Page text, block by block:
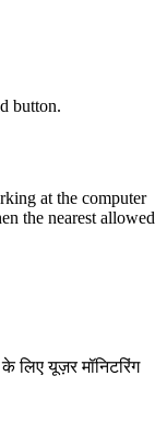
button.
at the computer
the nearest allowed
लिए यूज़र मॉनिटरिंग